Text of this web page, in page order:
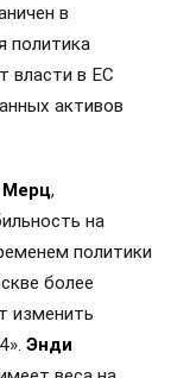
в
политика
власти в ЕС
активов
Мерц,
на
политики
более
изменить
Энди